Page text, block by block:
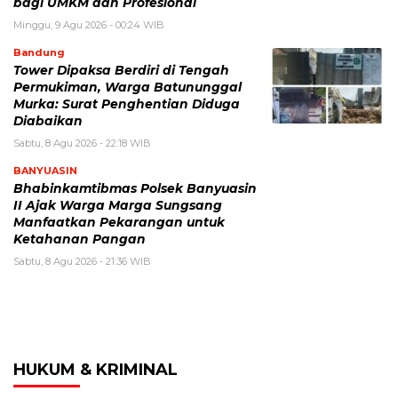
Minggu, 9 Agu 2026 - 00:24 WIB
Bandung
Tower Dipaksa Berdiri di Tengah
Permukiman, Warga Batununggal
Murka: Surat Penghentian Diduga
Diabaikan
Sabtu, 8 Agu 2026 - 22:18 WIB
BANYUASIN
Bhabinkamtibmas Polsek Banyuasin
II Ajak Warga Marga Sungsang
Manfaatkan Pekarangan untuk
Ketahanan Pangan
Sabtu, 8 Agu 2026 - 21:36 WIB
HUKUM & KRIMINAL